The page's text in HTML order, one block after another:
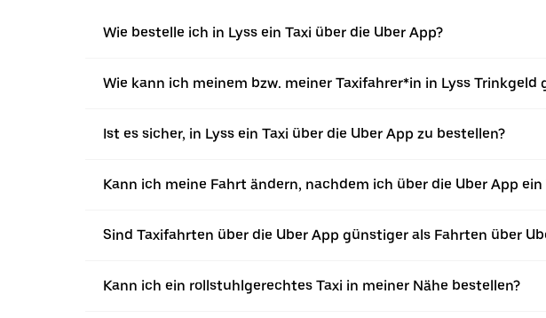
Wie bestelle ich in Lyss ein Taxi über die Uber App?
Wie kann ich meinem bzw. meiner Taxifahrer*in in Lyss Trinkgeld
Ist es sicher, in Lyss ein Taxi über die Uber App zu bestellen?
Kann ich meine Fahrt ändern, nachdem ich über die Uber App
Sind Taxifahrten über die Uber App günstiger als Fahrten über
Kann ich ein rollstuhlgerechtes Taxi in meiner Nähe bestellen?